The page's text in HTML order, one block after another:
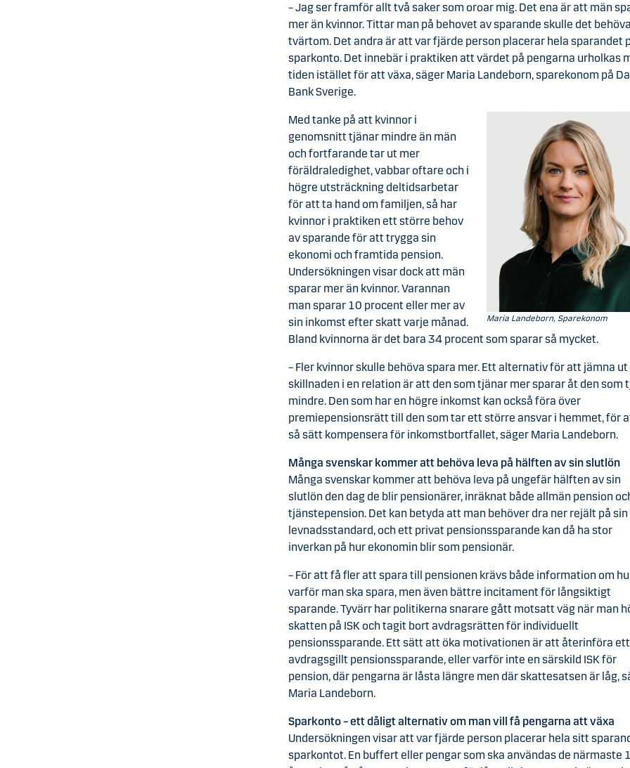
– Jag ser framför allt två saker som oroar mig. Det ena är att män
mer än kvinnor. Tittar man på behovet av sparande skulle det
tvärtom. Det andra är att var fjärde person placerar hela sparandet
sparkonto. Det innebär i praktiken att värdet på pengarna urholkas
tiden istället för att växa, säger Maria Landeborn, sparekonom på
Bank Sverige.
Maria Landeborn, Sparekonom
Med tanke på att kvinnor i
genomsnitt tjänar mindre än män
och fortfarande tar ut mer
föräldraledighet, vabbar oftare och i
högre utsträckning deltidsarbetar
för att ta hand om familjen, så har
kvinnor i praktiken ett större behov
av sparande för att trygga sin
ekonomi och framtida pension.
Undersökningen visar dock att män
sparar mer än kvinnor. Varannan
man sparar 10 procent eller mer av
sin inkomst efter skatt varje månad.
Bland kvinnorna är det bara 34 procent som sparar så mycket.
– Fler kvinnor skulle behöva spara mer. Ett alternativ för att jämna ut
skillnaden i en relation är att den som tjänar mer sparar åt den som
mindre. Den som har en högre inkomst kan också föra över
premiepensionsrätt till den som tar ett större ansvar i hemmet, för
så sätt kompensera för inkomstbortfallet, säger Maria Landeborn.
Många svenskar kommer att behöva leva på hälften av sin slutlön
Många svenskar kommer att behöva leva på ungefär hälften av sin
slutlön den dag de blir pensionärer, inräknat både allmän pension
tjänstepension. Det kan betyda att man behöver dra ner rejält på sin
levnadsstandard, och ett privat pensionssparande kan då ha stor
inverkan på hur ekonomin blir som pensionär.
– För att få fler att spara till pensionen krävs både information om
varför man ska spara, men även bättre incitament för långsiktigt
sparande. Tyvärr har politikerna snarare gått motsatt väg när man
skatten på ISK och tagit bort avdragsrätten för individuellt
pensionssparande. Ett sätt att öka motivationen är att återinföra ett
avdragsgillt pensionssparande, eller varför inte en särskild ISK för
pension, där pengarna är låsta längre men där skattesatsen är låg,
Maria Landeborn.
Sparkonto – ett dåligt alternativ om man vill få pengarna att växa
Undersökningen visar att var fjärde person placerar hela sitt
sparkontot. En buffert eller pengar som ska användas de närmaste